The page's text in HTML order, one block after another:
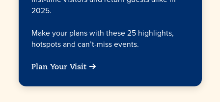
2025.
Make your plans with these 25 highlights,
hotspots and can’t-miss events.
Plan Your Visit